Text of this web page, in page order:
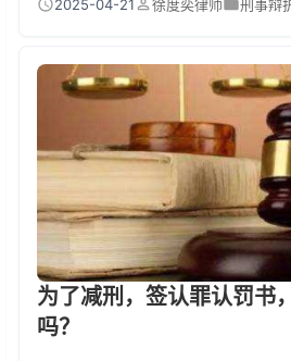
位判处罚金外，对其直接负责的主
非法吸收资金数额（超过100万元
造成损失比例（超过50万元构成"
（超过150人即属"人数众多"）等核
2025-04-21 徐度奕律师 刑事辩
为了减刑，签认罪认罚书
吗？